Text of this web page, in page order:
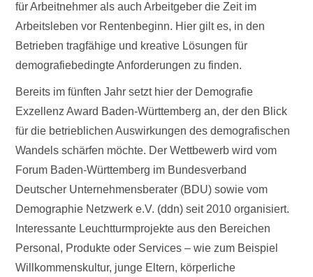
für Arbeitnehmer als auch Arbeitgeber die Zeit im
Arbeitsleben vor Rentenbeginn. Hier gilt es, in den
Betrieben tragfähige und kreative Lösungen für
demografiebedingte Anforderungen zu finden.
Bereits im fünften Jahr setzt hier der Demografie
Exzellenz Award Baden-Württemberg an, der den Blick
für die betrieblichen Auswirkungen des demografischen
Wandels schärfen möchte. Der Wettbewerb wird vom
Forum Baden-Württemberg im Bundesverband
Deutscher Unternehmensberater (BDU) sowie vom
Demographie Netzwerk e.V. (ddn) seit 2010 organisiert.
Interessante Leuchtturmprojekte aus den Bereichen
Personal, Produkte oder Services – wie zum Beispiel
Willkommenskultur, junge Eltern, körperliche